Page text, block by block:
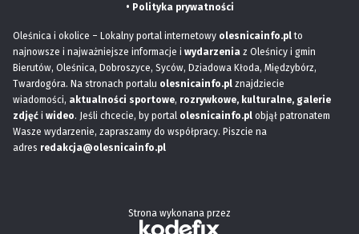
• Polityka prywatności
Oleśnica i okolice – Lokalny portal internetowy olesnicainfo.plto
najnowsze i najważniejsze informacje i wydarzenia z Oleśnicy i gmin
Bierutów, Oleśnica, Dobroszyce, Syców, Dziadowa Kłoda, Międzybórz,
Twardogóra. Na stronach portalu olesnicainfo.pl znajdziecie
wiadomości, aktualności sportowe, rozrywkowe, kulturalne, galerie
zdjęć i wideo. Jeśli chcecie, by portal olesnicainfo.pl objął patronatem
Wasze wydarzenie, zapraszamy do współpracy. Piszcie na
adres redakcja@olesnicainfo.pl
Strona wykonana przez